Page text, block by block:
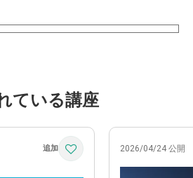
ている講座
2026/04/24 公開